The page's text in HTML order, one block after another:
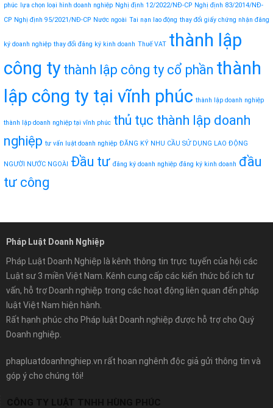
phúc lựa chọn loại hình doanh nghiệp Nghị định 12/2022/NĐ-CP Nghị định 83/2014/NĐ-
CP Nghị định 95/2021/NĐ-CP Nước ngoài Tai nạn lao động thay đổi giấy chứng nhận đăng
ký doanh nghiệp thay đổi đăng ký kinh doanh Thuế VAT thành lập
công ty thành lập công ty cổ phần thành
lập công ty tại vĩnh phúc thành lập doanh nghiệp
thành lập doanh nghiệp tại vĩnh phúc thủ tục thành lập doanh
nghiệp tư vấn luật doanh nghiệp ĐĂNG KÝ NHU CẦU SỬ DỤNG LAO ĐỘNG
NGƯỜI NƯỚC NGOÀI Đầu tư đăng ký doanh nghiệp đăng ký kinh doanh đầu
tư công
Pháp Luật Doanh Nghiệp
Pháp Luật Doanh Nghiệp là kênh thông tin trực tuyến của hội các
Luật sư 3 miền Việt Nam. Kênh cung cấp các kiến thức bổ ích tư
vấn, hỗ trợ Doanh nghiệp trong các hoạt động liên quan đến pháp
luật Việt Nam hiện hành.
Rất hạnh phúc cho Pháp luật Doanh nghiệp được hỗ trợ cho Quý
Doanh nghiệp.
phapluatdoanhnghiep.vn rất hoan nghênh độc giả gửi thông tin và
góp ý cho chúng tôi!
CÔNG TY LUẬT TNHH HÙNG PHÚC